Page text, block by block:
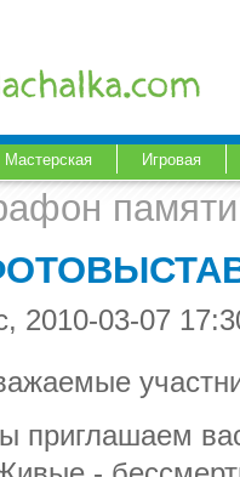
Мастерская Игровая
2010-03-07
приглашаем